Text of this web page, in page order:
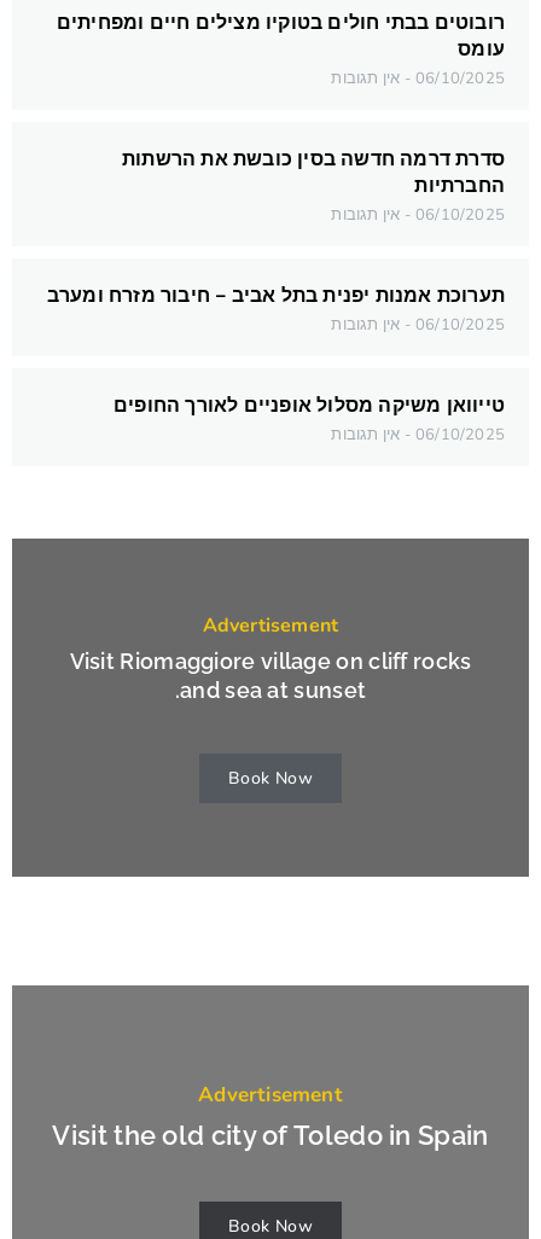
רובוטים בבתי חולים בטוקיו מצילים חיים ומפחיתים
עומס
06/10/2025 אין תגובות
סדרת דרמה חדשה בסין כובשת את הרשתות
החברתיות
06/10/2025 אין תגובות
תערוכת אמנות יפנית בתל אביב – חיבור מזרח ומערב
06/10/2025 אין תגובות
טייוואן משיקה מסלול אופניים לאורך החופים
06/10/2025 אין תגובות
Advertisement
Visit Riomaggiore village on cliff rocks
and sea at sunset.
Book Now
Advertisement
Visit the old city of Toledo in Spain
Book Now